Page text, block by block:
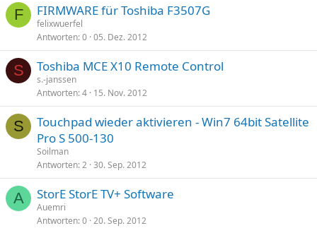
F FIRMWARE für Toshiba F3507G
felixwuerfel
Antworten 0 05. Dez. 2012
S Toshiba MCE X10 Remote Control
s.-janssen
Antworten 4 15. Nov. 2012
S
Touchpad wieder aktivieren - Win7 64bit Satellite
Pro S 500-130
Soilman
Antworten 2 30. Sep. 2012
A StorE StorE TV+ Software
Auemri
Antworten 0 20. Sep. 2012